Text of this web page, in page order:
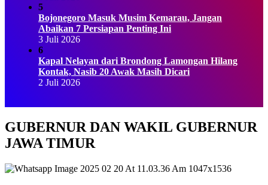
5
Bojonegoro Masuk Musim Kemarau, Jangan
Abaikan 7 Persiapan Penting Ini
3 Juli 2026
6
Kapal Nelayan dari Brondong Lamongan Hilang
Kontak, Nasib 20 Awak Masih Dicari
2 Juli 2026
GUBERNUR DAN WAKIL GUBERNUR
JAWA TIMUR